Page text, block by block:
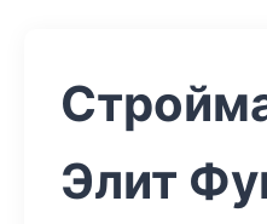
Элит